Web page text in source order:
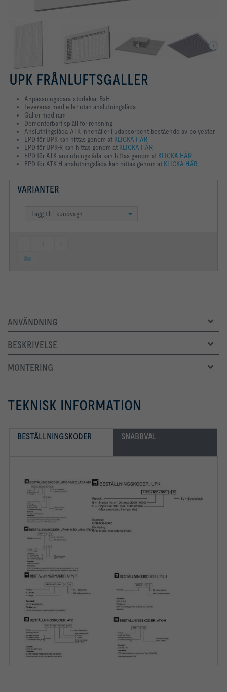
UPK FRÅNLUFTSGALLER
Anpassningsbara storlekar, BxH
Levereras med eller utan anslutningslåda
Galler med ram
Demonterbart spjäll för rensning
Anslutningslåda ATK innehåller ljudabsorbent bestående av polyester
EPD för UPK kan hittas genom at KLICKA HÄR
EPD för UPK-R kan hittas genom at KLICKA HÄR
EPD för ATK-anslutningslåda kan hittas genom at KLICKA HÄR
EPD för ATK-H-anslutningslåda kan hittas genom at KLICKA HÄR
VARIANTER
Lägg till i kundvagn
ANVÄNDNING
BESKRIVELSE
MONTERING
TEKNISK INFORMATION
BESTÄLLNINGSKODER SNABBVAL